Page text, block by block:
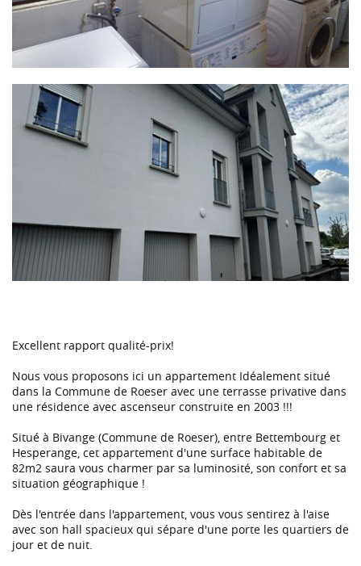
Excellent rapport qualité-prix!
Nous vous proposons ici un appartement Idéalement situé
dans la Commune de Roeser avec une terrasse privative dans
une résidence avec ascenseur construite en 2003 !!!
Situé à Bivange (Commune de Roeser), entre Bettembourg et
Hesperange, cet appartement d'une surface habitable de
82m2 saura vous charmer par sa luminosité, son confort et sa
situation géographique !
Dès l'entrée dans l'appartement, vous vous sentirez à l'aise
avec son hall spacieux qui sépare d'une porte les quartiers de
jour et de nuit.